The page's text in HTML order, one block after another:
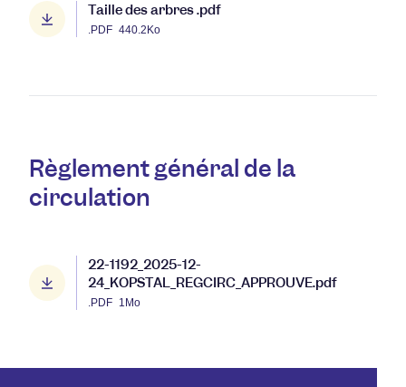
Taille des arbres .pdf
.PDF 440.2Ko
Règlement général de la
circulation
22-1192_2025-12-
24_KOPSTAL_REGCIRC_APPROUVE.pdf
.PDF 1Mo